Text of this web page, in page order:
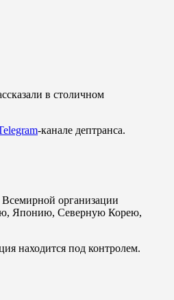
в столичном
-канале дептранса.
организации
Японию, Северную Корею,
находится под контролем.